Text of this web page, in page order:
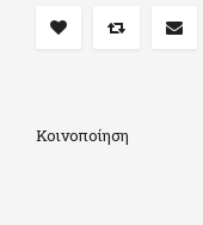
Κοινοποίηση